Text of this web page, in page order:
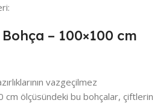
– 100×100 cm
vazgeçilmez
cm ölçüsündeki bu bohçalar, çiftlerin